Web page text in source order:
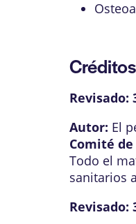
Créditos
Revisado:
Autor: El
Comité
Todo el
sanitarios
Revisado: